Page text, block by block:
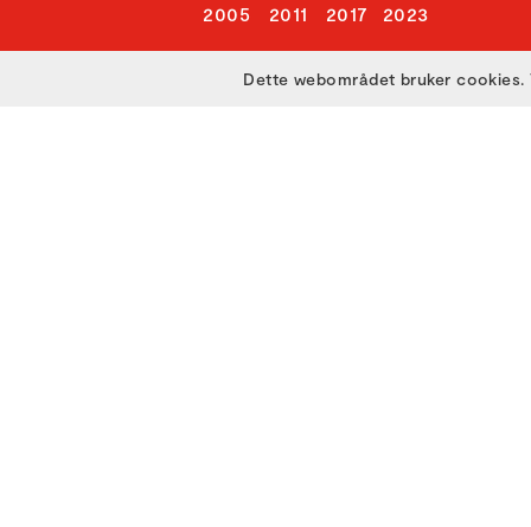
2005
2011
2017
2023
Dette webområdet bruker